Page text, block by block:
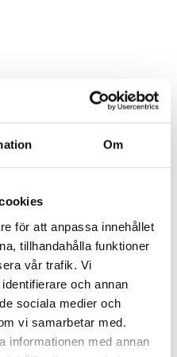
Om
för att anpassa innehållet
tillhandahålla funktioner
vår trafik. Vi
och annan
sociala medier och
vi samarbetar med.
informationen med annan
-
Sweaty Business Podcast
är tillbaka!